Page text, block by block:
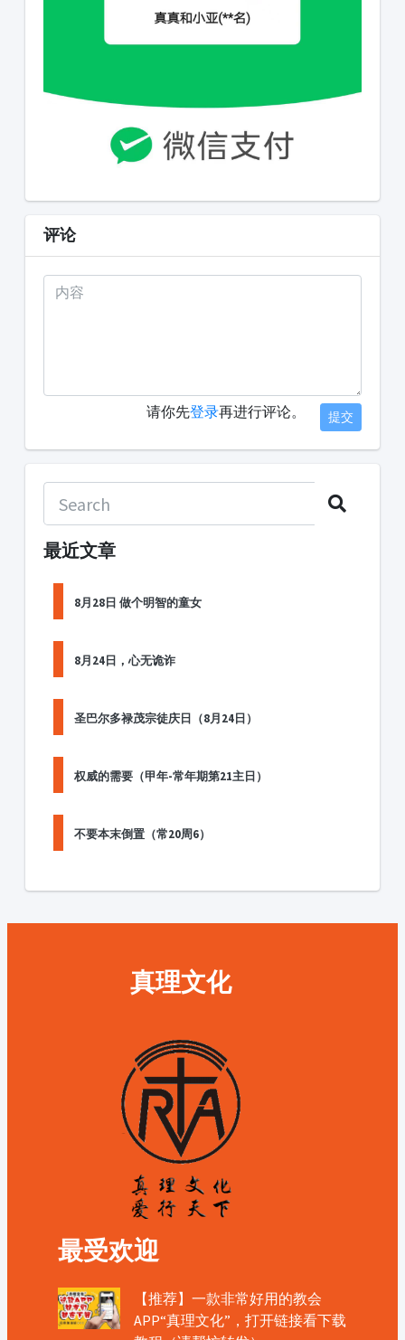
评论
请你先登录再进行评论。 提交
最近文章
8月28日 做个明智的童女
8月24日，心无诡诈
圣巴尔多禄茂宗徒庆日（8月24日）
权威的需要（甲年-常年期第21主日）
不要本末倒置（常20周6）
真理文化
最受欢迎
【推荐】一款非常好用的教会
APP“真理文化”，打开链接看下载